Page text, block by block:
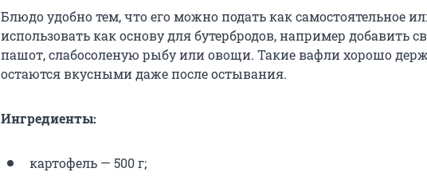
Блюдо удобно тем, что его можно подать как самостоятельное
использовать как основу для бутербродов, например добавить
пашот, слабосоленую рыбу или овощи. Такие вафли хорошо
остаются вкусными даже после остывания.
Ингредиенты:
картофель — 500 г;